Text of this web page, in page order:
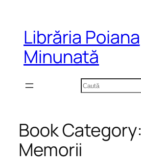
conținutLibrăria Poiana
Minunată
Caută
Book Category:
Memorii